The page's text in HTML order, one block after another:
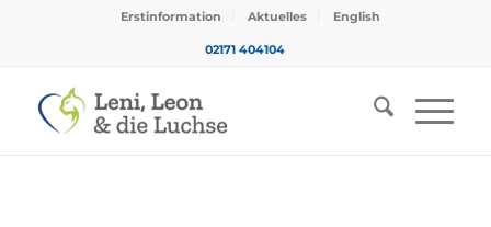
Erstinformation Aktuelles English
02171 404104